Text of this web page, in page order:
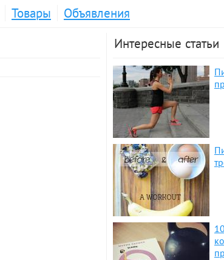
Товары
Объявления
Интересные статьи